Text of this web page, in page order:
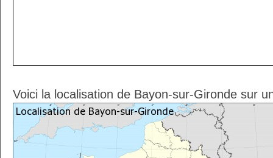
Voici la localisation de Bayon-sur-Gironde sur